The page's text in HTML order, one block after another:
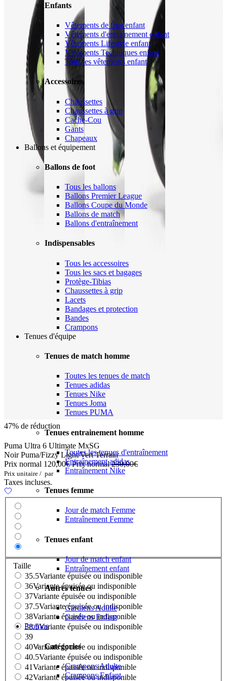
Enfants
Vêtements de foot enfant
Vêtements d'entraînement enfant
Vêtements Lifestyle enfant
Vêtements Techniques enfant
Tous les vêtements enfant
Accessoires
Chaussettes
Chaussettes à grip
Cache-Cou
Gants
Chapeaux
Ballons et équipement
Ballons de foot
Tous les ballons
Ballons Premier League
Ballons Coupe du Monde
Ballons de match
Ballons d'entraînement
Indispensables
Tous les accessoires
Tous les sacs et bagages
Protège-Tibias
Chaussettes à grip
Lacets
Bandages et protection
Bandes
Crampons
Tenues d'équipe
Tenues de match homme
Toutes les tenues de match
Tenues adidas
Tenues Nike
Tenues Joma
Tenues PUMA
Tenues entrainement homme
Toutes les tenues d'entraînement
Entraînement adidas
Entraînement Nike
Tenues femme
Jour de match Femme
Entraînement Femme
Tenues enfant
Jour de match enfant
Entraînement enfant
Autres tenues
Gardiens Adulte
Gardiens Enfant
Promos
Catégories
Crampons Adulte
Crampons Enfant
47% de réduction
Puma Ultra 6 Ultimate MxSG
Noir Puma/Fizzy Light/Vert Terrain
Prix normal 120,00€Prix normal 230,00€
Prix unitaire / par
Taxes incluses.
Taille
35.5Variante épuisée ou indisponible
36Variante épuisée ou indisponible
37Variante épuisée ou indisponible
37.5Variante épuisée ou indisponible
38Variante épuisée ou indisponible
38.5Variante épuisée ou indisponible
39
40Variante épuisée ou indisponible
40.5Variante épuisée ou indisponible
41Variante épuisée ou indisponible
42Variante épuisée ou indisponible